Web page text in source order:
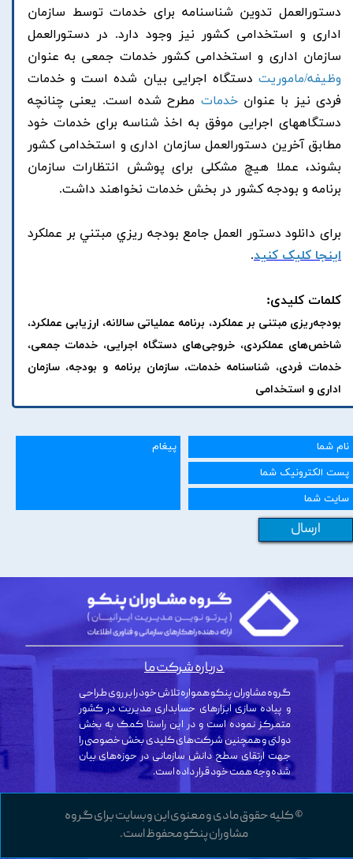
دستورالعمل تدوین شناسنامه برای خدمات توسط سازمان
اداری و استخدامی کشور نیز وجود دارد. در دستورالعمل
سازمان اداری و استخدامی کشور خدمات جمعی به عنوان
وظیفه/ماموریت دستگاه اجرایی بیان شده است و خدمات
فردی نیز با عنوانخدمات مطرح شده است. یعنی چنانچه
دستگاههای اجرایی موفق به اخذ شناسه برای خدمات خود
مطابق آخرین دستورالعمل سازمان اداری و استخدامی کشور
بشوند، عملا هیچ مشکلی برای پوشش انتظارات سازمان
برنامه و بودجه کشور در بخش خدمات نخواهند داشت.
برای دانلود دستور العمل جامع بودجه ريزي مبتني بر عملكرد
اینجا کلیک کنید.
کلمات کلیدی:
بودجه‌ریزی مبتنی بر عملکرد، برنامه عملیاتی سالانه، ارزیابی عملکرد،
شاخص‌های عملکردی، خروجی‌های دستگاه اجرایی، خدمات جمعی،
خدمات فردی، شناسنامه خدمات، سازمان برنامه و بودجه، سازمان
اداری و استخدامی
ارسال
© کلیه حقوق مادی و معنوی این وبسایت برای گروه
مشاوران پنکو محفوظ است.
گروه مشاوران پنکو همواره تلاش خود را بر روی طراحی
و پیاده سازی ابزارهای حسابداری مدیریت در کشور
متمرکز نموده است و در این راستا کمک به بخش
دولتی و همچنین شرکت‌های کلیدی بخش خصوصی را
جهت ارتقای سطح دانش سازمانی در حوزه‌های بیان
شده وجه همت خود قرار داده است.
درباره شرکت ما